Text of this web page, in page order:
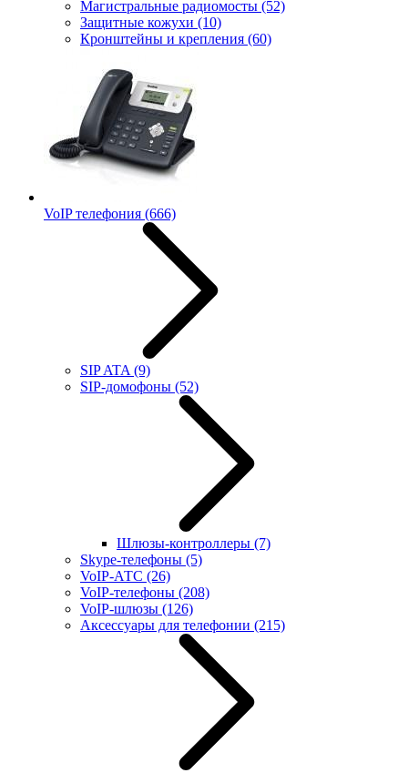
Магистральные радиомосты (52)
Защитные кожухи (10)
Кронштейны и крепления (60)
VoIP телефония (666)
SIP ATA (9)
SIP-домофоны (52)
Шлюзы-контроллеры (7)
Skype-телефоны (5)
VoIP-АТС (26)
VoIP-телефоны (208)
VoIP-шлюзы (126)
Аксессуары для телефонии (215)